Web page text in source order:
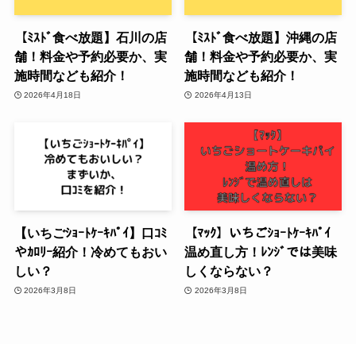
【ﾐｽﾄﾞ食べ放題】石川の店
舗！料金や予約必要か、実
施時間なども紹介！
2026年4月18日
【ﾐｽﾄﾞ食べ放題】沖縄の店
舗！料金や予約必要か、実
施時間なども紹介！
2026年4月13日
【いちごｼｮｰﾄｹｰｷﾊﾟｲ】口ｺﾐ
やｶﾛﾘｰ紹介！冷めてもおい
しい？
2026年3月8日
【ﾏｯｸ】いちごｼｮｰﾄｹｰｷﾊﾟｲ
温め直し方！ﾚﾝｼﾞでは美味
しくならない？
2026年3月8日